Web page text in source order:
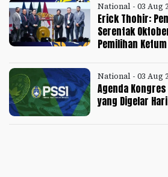
National - 03 Aug
Erick Thohir:
Serentak
Pemilihan
National - 03 Aug
Agenda Kongres
yang Digelar